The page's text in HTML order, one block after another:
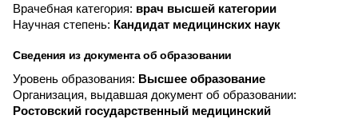
Врачебная категория: врач высшей категории
Научная степень: Кандидат медицинских наук
Сведения из документа об образовании
Уровень образования: Высшее образование
Организация, выдавшая документ об образовании:
Ростовский государственный медицинский